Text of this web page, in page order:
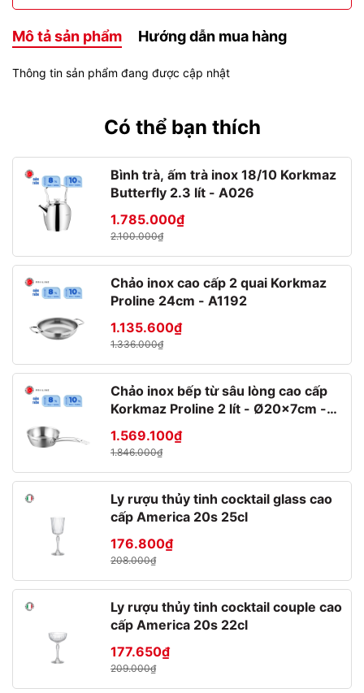
Mô tả sản phẩm Hướng dẫn mua hàng
Thông tin sản phẩm đang được cập nhật
Có thể bạn thích
Bình trà, ấm trà inox 18/10 Korkmaz
Butterfly 2.3 lít - A026
1.785.000₫
2.100.000₫
Chảo inox cao cấp 2 quai Korkmaz
Proline 24cm - A1192
1.135.600₫
1.336.000₫
Chảo inox bếp từ sâu lòng cao cấp
Korkmaz Proline 2 lít - Ø20x7cm -
A1175
1.569.100₫
1.846.000₫
Ly rượu thủy tinh cocktail glass cao
cấp America 20s 25cl
176.800₫
208.000₫
Ly rượu thủy tinh cocktail couple cao
cấp America 20s 22cl
177.650₫
209.000₫